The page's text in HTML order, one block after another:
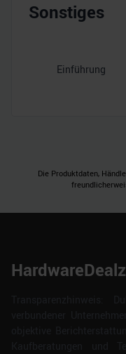
Sonstiges
Einführung
Die Produktdaten,
HardwareDealz